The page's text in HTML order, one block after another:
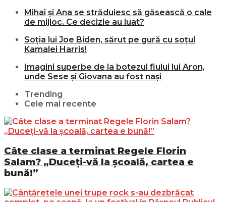
Mihai și Ana se străduiesc să găsească o cale
de mijloc. Ce decizie au luat?
Soția lui Joe Biden, sărut pe gură cu soțul
Kamalei Harris!
Imagini superbe de la botezul fiului lui Aron,
unde Sese și Giovana au fost nași
Trending
Cele mai recente
Câte clase a terminat Regele Florin
Salam? „Duceți-vă la școală, cartea e
bună!”